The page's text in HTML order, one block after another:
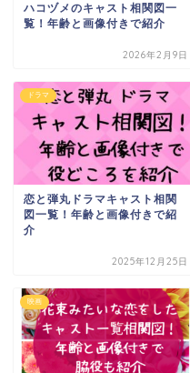
ハコヅメのキャスト相関図一
覧！年齢と画像付きで紹介
2026年2月9日
ドラマ
恋と弾丸ドラマキャスト相関
図一覧！年齢と画像付きで紹
介
2025年12月25日
映画